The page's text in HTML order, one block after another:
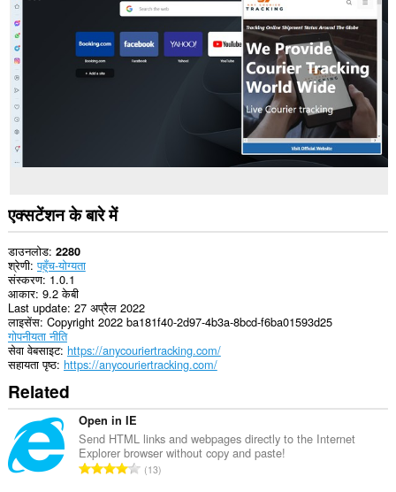
एक्सटेंशन के बारे में
डाउनलोड 2280
श्रेणी पहुँच-योग्यता
संस्करण 1.0.1
आकार 9.2 केबी
Last update 27 अप्रैल 2022
लाइसेंस Copyright 2022 ba181f40-2d97-4b3a-8bcd-f6ba01593d25
गोपनीयता नीति
सेवा वेबसाइट https://anycouriertracking.com/
सहायता पृष्ठ https://anycouriertracking.com/
Related
Open in IE
Send HTML links and webpages directly to the Internet
Explorer browser without copy and paste!
रे 13